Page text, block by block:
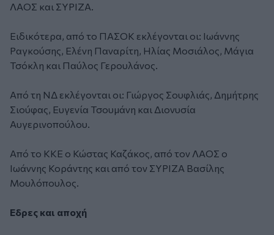
ΛΑΟΣ και ΣΥΡΙΖΑ.
Ειδικότερα, από το ΠΑΣΟΚ εκλέγονται οι: Ιωάννης
Ραγκούσης, Ελένη Παναρίτη, Ηλίας Μοσιάλος, Μάγια
Τσόκλη και Παύλος Γερουλάνος.
Από τη ΝΔ εκλέγονται οι: Γιώργος Σουφλιάς, Δημήτρης
Σιούφας, Ευγενία Τσουμάνη και Διονυσία
Αυγερινοπούλου.
Από το ΚΚΕ ο Κώστας Καζάκος, από τον ΛΑΟΣ ο
Ιωάννης Κοράντης και από τον ΣΥΡΙΖΑ Βασίλης
Μουλόπουλος.
Εδρες και αποχή